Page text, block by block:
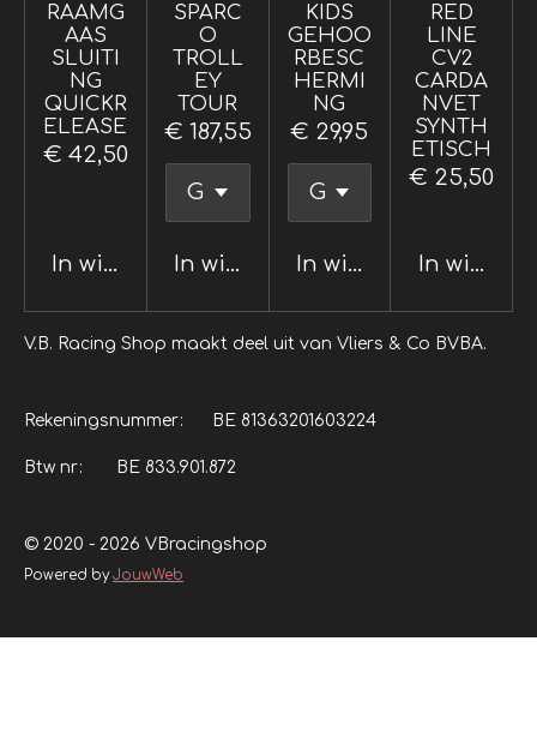
RAAMG
AAS
SLUITI
NG
QUICKR
ELEASE
€ 42,50
In winkelwagen
SPARC
O
TROLL
EY
TOUR
€ 187,55
In winkelwagen
KIDS
GEHOO
RBESC
HERMI
NG
€ 29,95
In winkelwagen
RED
LINE
CV2
CARDA
NVET
SYNTH
ETISCH
€ 25,50
In
V.B. Racing Shop maakt deel uit van Vliers & Co BVBA.
Rekeningsnummer: BE 81363201603224
Btw nr: BE 833.901.872
© 2020 - 2026 VBracingshop
Powered byJouwWeb